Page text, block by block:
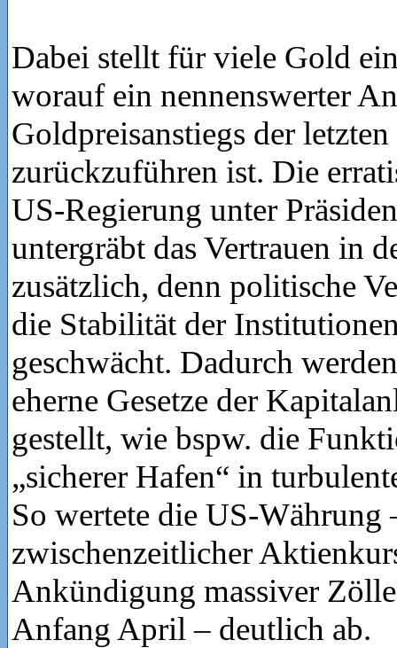
Dabei stellt für viele Gold
worauf ein nennenswerter
Goldpreisanstiegs der letzten
zurückzuführen ist. Die
US-Regierung unter
untergräbt das Vertrauen in
zusätzlich, denn politische
die Stabilität der
geschwächt. Dadurch
eherne Gesetze der
gestellt, wie bspw. die
„sicherer Hafen“ in
So wertete die US-Währung
zwischenzeitlicher
Ankündigung massiver
Anfang April – deutlich ab.